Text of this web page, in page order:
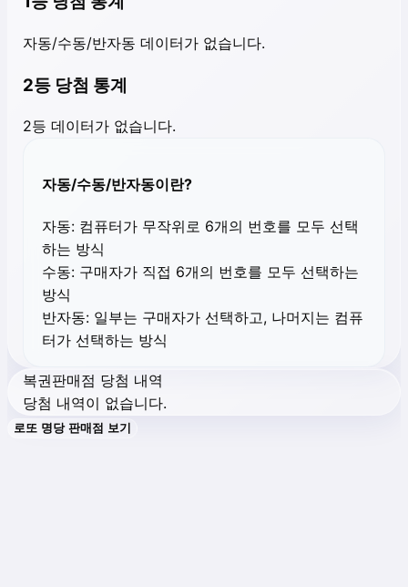
자동/수동/반자동 데이터가 없습니다.
2등 당첨 통계
2등 데이터가 없습니다.
자동/수동/반자동이란?
자동: 컴퓨터가 무작위로 6개의 번호를 모두 선택
하는 방식
수동: 구매자가 직접 6개의 번호를 모두 선택하는
방식
반자동: 일부는 구매자가 선택하고, 나머지는 컴퓨
터가 선택하는 방식
복권판매점 당첨 내역
당첨 내역이 없습니다.
로또 명당 판매점 보기